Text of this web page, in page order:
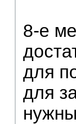
8-е
для
для